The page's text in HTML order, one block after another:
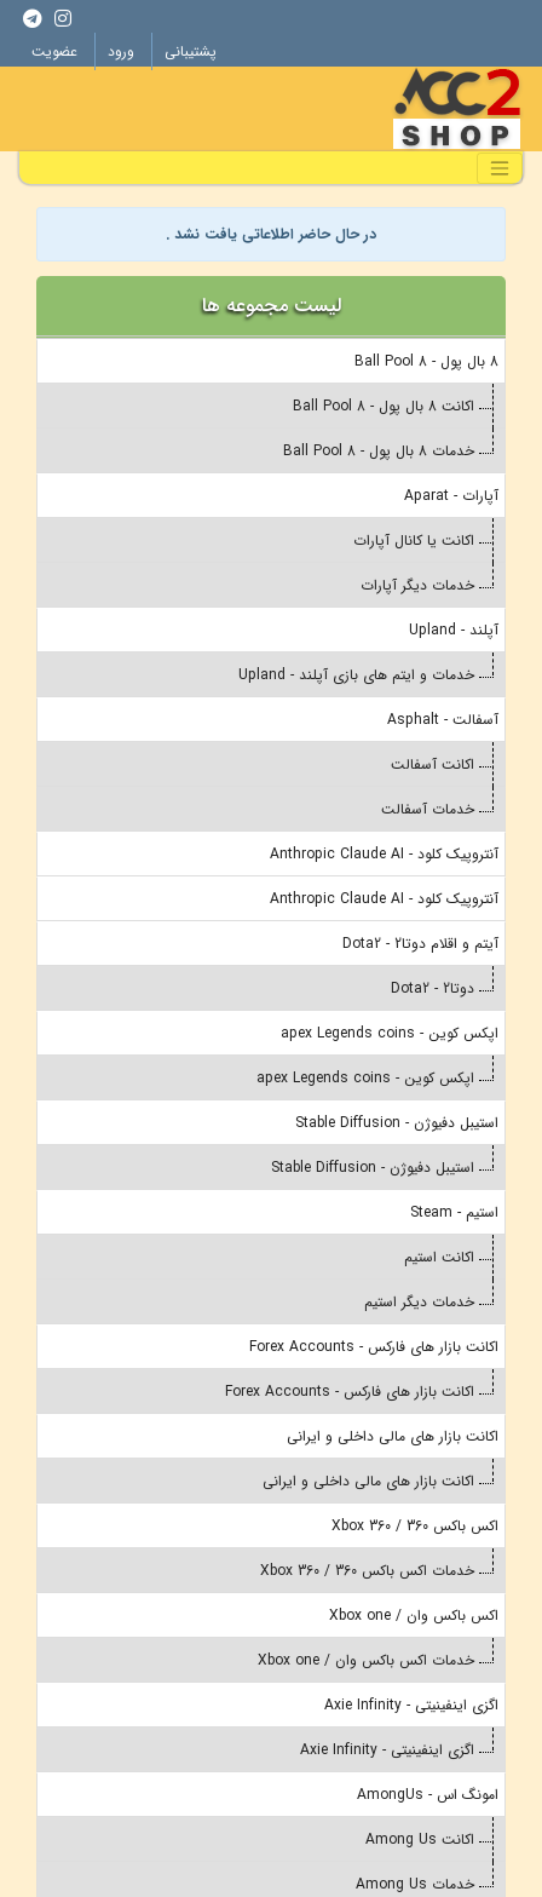
پشتیبانی ورود عضویت
در حال حاضر اطلاعاتی یافت نشد .
لیست مجموعه ها
8 بال پول - 8 Ball Pool
اکانت 8 بال پول - 8 Ball Pool
خدمات 8 بال پول - 8 Ball Pool
آپارات - Aparat
اکانت یا کانال آپارات
خدمات دیگر آپارات
آپلند - Upland
خدمات و ایتم های بازی آپلند - Upland
آسفالت - Asphalt
اکانت آسفالت
خدمات آسفالت
آنتروپیک کلود - Anthropic Claude AI
آنتروپیک کلود - Anthropic Claude AI
آیتم و اقلام دوتا2 - Dota2
دوتا2 - Dota2
اپکس کوین - apex Legends coins
اپکس کوین - apex Legends coins
استیبل دفیوژن - Stable Diffusion
استیبل دفیوژن - Stable Diffusion
استیم - Steam
اکانت استیم
خدمات دیگر استیم
اکانت بازار های فارکس - Forex Accounts
اکانت بازار های فارکس - Forex Accounts
اکانت بازار های مالی داخلی و ایرانی
اکانت بازار های مالی داخلی و ایرانی
اکس باکس 360 / Xbox 360
خدمات اکس باکس 360 / Xbox 360
اکس باکس وان / Xbox one
خدمات اکس باکس وان / Xbox one
اگزی اینفینیتی - Axie Infinity
اگزی اینفینیتی - Axie Infinity
امونگ اس - AmongUs
اکانت Among Us
خدمات Among Us